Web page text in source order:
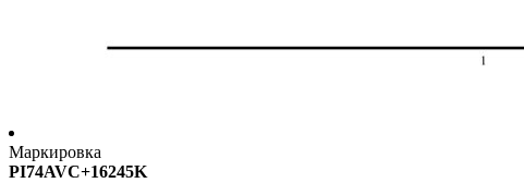
Маркировка
PI74AVC+16245K